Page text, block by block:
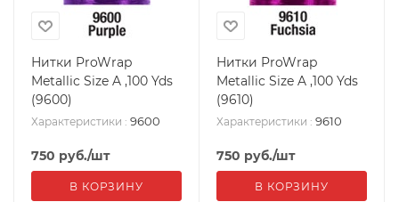
Нитки ProWrap
Metallic Size A ,100 Yds
(9600)
Характеристики : 9600
750 руб./шт
В КОРЗИНУ
Нитки ProWrap
Metallic Size A ,100 Yds
(9610)
Характеристики : 9610
750 руб./шт
В КОРЗИНУ